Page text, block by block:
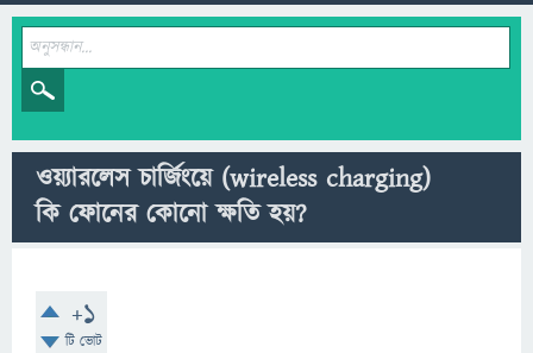
ওয়্যারলেস চার্জিংয়ে (wireless charging)
কি ফোনের কোনো ক্ষতি হয়?
+1
টি ভোট